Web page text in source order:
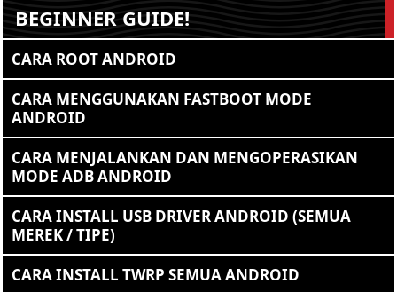
BEGINNER GUIDE!
CARA ROOT ANDROID
CARA MENGGUNAKAN FASTBOOT MODE
ANDROID
CARA MENJALANKAN DAN MENGOPERASIKAN
MODE ADB ANDROID
CARA INSTALL USB DRIVER ANDROID (SEMUA
MEREK / TIPE)
CARA INSTALL TWRP SEMUA ANDROID